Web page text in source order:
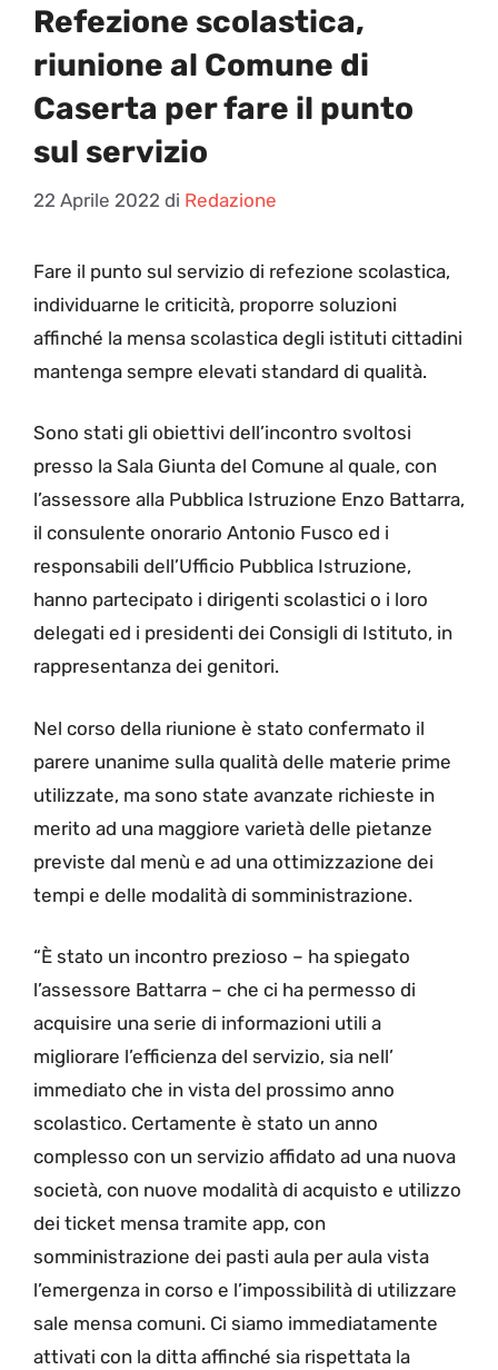
Refezione scolastica,
riunione al Comune di
Caserta per fare il punto
sul servizio
22 Aprile 2022 di Redazione
Fare il punto sul servizio di refezione scolastica,
individuarne le criticità, proporre soluzioni
affinché la mensa scolastica degli istituti cittadini
mantenga sempre elevati standard di qualità.
Sono stati gli obiettivi dell’incontro svoltosi
presso la Sala Giunta del Comune al quale, con
l’assessore alla Pubblica Istruzione Enzo Battarra,
il consulente onorario Antonio Fusco ed i
responsabili dell’Ufficio Pubblica Istruzione,
hanno partecipato i dirigenti scolastici o i loro
delegati ed i presidenti dei Consigli di Istituto, in
rappresentanza dei genitori.
Nel corso della riunione è stato confermato il
parere unanime sulla qualità delle materie prime
utilizzate, ma sono state avanzate richieste in
merito ad una maggiore varietà delle pietanze
previste dal menù e ad una ottimizzazione dei
tempi e delle modalità di somministrazione.
“È stato un incontro prezioso – ha spiegato
l’assessore Battarra – che ci ha permesso di
acquisire una serie di informazioni utili a
migliorare l’efficienza del servizio, sia nell’
immediato che in vista del prossimo anno
scolastico. Certamente è stato un anno
complesso con un servizio affidato ad una nuova
società, con nuove modalità di acquisto e utilizzo
dei ticket mensa tramite app, con
somministrazione dei pasti aula per aula vista
l’emergenza in corso e l’impossibilità di utilizzare
sale mensa comuni. Ci siamo immediatamente
attivati con la ditta affinché sia rispettata la